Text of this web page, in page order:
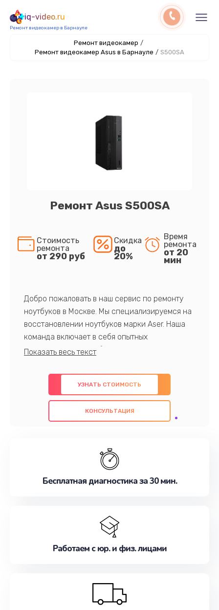
iq-video.ru
Ремонт видеокамер в Барнауле
Ремонт видеокамер /
Ремонт видеокамер Asus в Барнауле / S500SA
Ремонт Asus S500SA
Стоимость
ремонта
от 290 руб
Скидка
до
20%
Время
ремонта
от 20
мин
Добро пожаловать в наш сервис по ремонту
ноутбуков в Москве. Мы специализируемся на
восстановлении ноутбуков марки Aser. Наша
команда включает в себя опытных
профессионалов с обширными знаниями и
предлагаем быстрый и качественный ремонт с
использованием оригинальных компонентов, а
также гарантируем качество всех
проведенных работ. Наша цель - предоставить
наилучшим образом. Не медлите записаться на
УЗНАТЬ СТОИМОСТЬ
КОНСУЛЬТАЦИЯ
Бесплатная диагностика за 30 мин.
Работаем с юр. и физ. лицами